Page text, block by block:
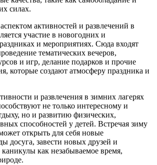
силах.
активностей и развлечений в
участие в новогодних и
и мероприятиях. Сюда входят
тематических вечеров,
и игр, делание подарков и прочие
которые создают атмосферу праздника и
и развлечения в зимних лагерях
не только интересному и
но и развитию физических,
способностей у детей. Встречая зиму
открыть для себя новые
досуга, завести новых друзей и
как незабываемое время,